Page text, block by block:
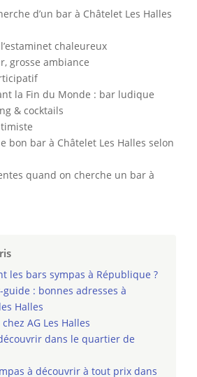
d’un bar à Châtelet Les Halles
chaleureux
grosse ambiance
la Fin du Monde : bar ludique
& cocktails
bon bar à Châtelet Les Halles selon
quand on cherche un bar à
les bars sympas à République ?
guide : bonnes adresses à
Halles
AG Les Halles
dans le quartier de
à découvrir à tout prix dans